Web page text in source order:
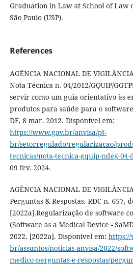
Graduation in Law at School of Law
São Paulo (USP).
References
AGÊNCIA NACIONAL DE
Nota Técnica n. 04/2012/GQUIP/
servir como um guia orientativo às
produtos para saúde para o
DF, 8 mar. 2012. Disponível em:
https://www.gov.br/anvisa/pt-
br/setorregulado/regularizacao/
tecnicas/nota-tecnica-gquip-ndeg-04-
09 fev. 2024.
AGÊNCIA NACIONAL DE
Perguntas & Respostas. RDC n. 657,
[2022a].Regularização de software
(Software as a Medical Device -
2022. [2022a]. Disponível em:
br/assuntos/noticias-anvisa/2022/
medico-perguntas-e-respostas/